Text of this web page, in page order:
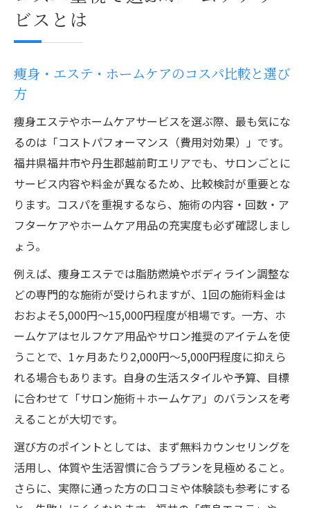
ビスとは
痩身・エステ・ホームケアのコスパ比較と選び
方
痩身エステやホームケアサービスを選ぶ際、最も気にな
るのは「コストパフォーマンス（費用対効果）」です。
福井県福井市や丹生郡越前町エリアでも、サロンごとに
サービス内容や料金が異なるため、比較検討が重要とな
ります。コスパを重視するなら、施術の内容・回数・ア
フターケアやホームケア用品の充実度も必ず確認しまし
ょう。
例えば、痩身エステでは脂肪燃焼やボディライン調整な
どの専門的な施術が受けられますが、1回の施術料金は
おおよそ5,000円〜15,000円程度が相場です。一方、ホ
ームケアはセルフケア用品やサロン推奨のアイテムを使
うことで、1ヶ月あたり2,000円〜5,000円程度に抑えら
れる場合もあります。自身の生活スタイルや予算、目標
に合わせて「サロン施術＋ホームケア」のバランスを考
えることが大切です。
選び方のポイントとしては、まず無料カウンセリングを
活用し、体質や生活習慣に合うプランを見極めること。
さらに、実際に通った方の口コミや体験談も参考にする